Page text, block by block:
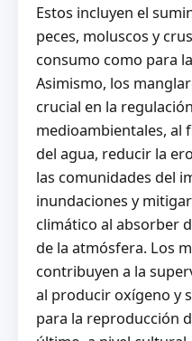
Estos incluyen el
peces, moluscos y
consumo como para
Asimismo, los
crucial en la
medioambientales, al
del agua, reducir la
las comunidades del
inundaciones y
climático al absorber
de la atmósfera. Los
contribuyen a la
al producir oxígeno y
para la reproducción